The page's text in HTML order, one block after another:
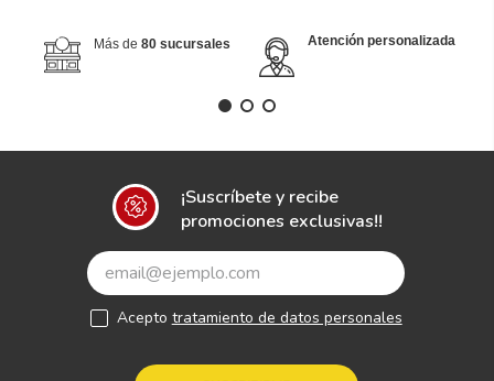
Más de 80 sucursales Atención personalizada
¡Suscríbete y recibe
promociones exclusivas!!
Acepto tratamiento de datos personales